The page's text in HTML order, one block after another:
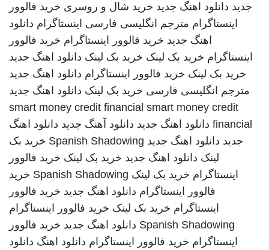
جدید دانلود اهنگ جدید خرید شال و روسری خرید فالوور
اینستاگرام مترجم انگلیسی فارسی اینستاگرام دانلود
اهنگ جدید خرید فالوور اینستاگرام خرید فالوور
اینستاگرام خرید بک لینک خرید بک لینک دانلود اهنگ جدید
خرید بک لینک خرید فالوور اینستاگرام دانلود اهنگ جدید
مترجم انگلیسی فارسی خرید بک لینک دانلود اهنگ جدید
smart money credit financial smart money credit
financial دانلود اهنگ جدید دانلود آهنگ جدید دانلود اهنگ
جدید دانلود اهنگ جدید Spanish Shadowing خرید بک
لینک دانلود اهنگ جدید خرید بک لینک خرید فالوور
اینستاگرام خرید بک لینک Spanish Shadowing خرید
فالوور اینستاگرام دانلود اهنگ جدید خرید فالوور
اینستاگرام خرید بک لینک خرید فالوور اینستاگرام
Spanish Shadowing دانلود اهنگ جدید خرید فالوور
اینستاگرام خرید فالوور اینستاگرام دانلود اهنگ دانلود